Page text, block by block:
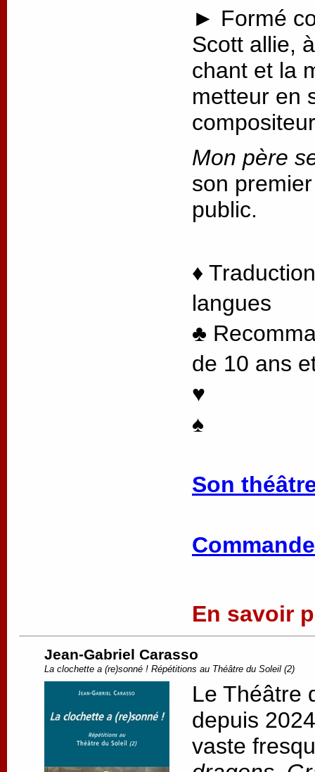
► Formé
Scott allie,
chant et la
metteur en
Mon père
son
public.
♦
langues
♣
de 10 ans
♥
♠
Son
En savoir
Jean-Gabriel Carasso
La clochette a (re)sonné ! Répétitions au Théâtre du Soleil (2)
Le Théâtre
depuis
vaste